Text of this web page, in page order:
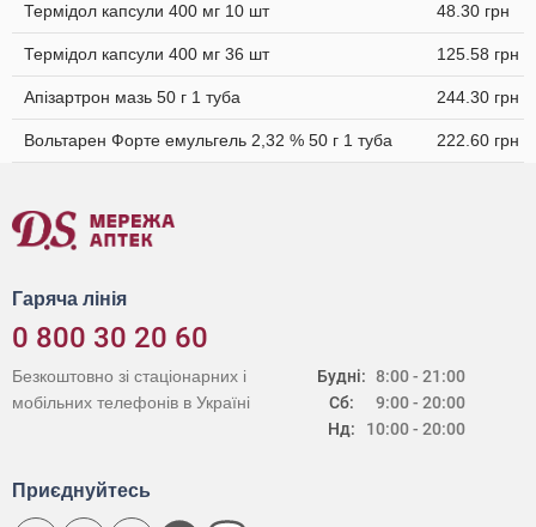
Термідол капсули 400 мг 10 шт 48.30 грн
Термідол капсули 400 мг 36 шт 125.58 грн
Апізартрон мазь 50 г 1 туба 244.30 грн
Вольтарен Форте емульгель 2,32 % 50 г 1 туба 222.60 грн
Гаряча лінія
0 800 30 20 60
Будні:
Сб:
Нд:
8:00 - 21:00
9:00 - 20:00
10:00 - 20:00
Безкоштовно зі стаціонарних і
мобільних телефонів в Україні
Приєднуйтесь